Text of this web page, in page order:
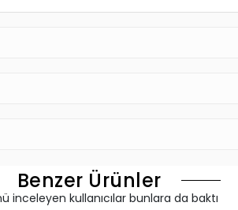
Benzer Ürünler
inceleyen kullanıcılar bunlara da baktı